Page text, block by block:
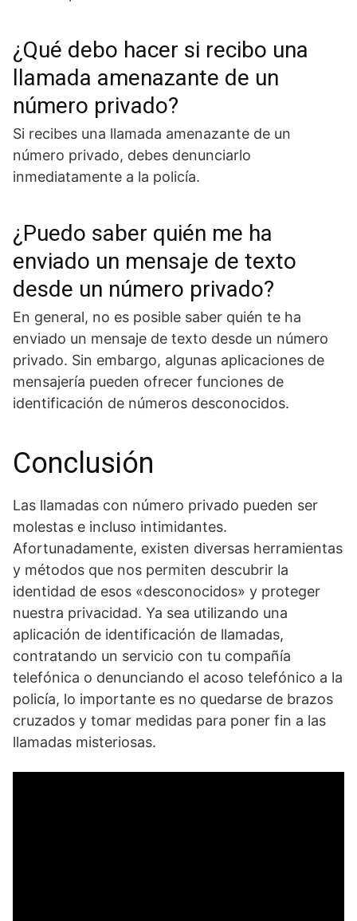
¿Qué debo hacer si recibo una
llamada amenazante de un
número privado?
Si recibes una llamada amenazante de un
número privado, debes denunciarlo
inmediatamente a la policía.
¿Puedo saber quién me ha
enviado un mensaje de texto
desde un número privado?
En general, no es posible saber quién te ha
enviado un mensaje de texto desde un número
privado. Sin embargo, algunas aplicaciones de
mensajería pueden ofrecer funciones de
identificación de números desconocidos.
Conclusión
Las llamadas con número privado pueden ser
molestas e incluso intimidantes.
Afortunadamente, existen diversas herramientas
y métodos que nos permiten descubrir la
identidad de esos «desconocidos» y proteger
nuestra privacidad. Ya sea utilizando una
aplicación de identificación de llamadas,
contratando un servicio con tu compañía
telefónica o denunciando el acoso telefónico a la
policía, lo importante es no quedarse de brazos
cruzados y tomar medidas para poner fin a las
llamadas misteriosas.